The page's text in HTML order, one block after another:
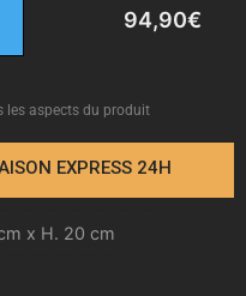
94,90€
les aspects du produit
EXPRESS 24H
x H. 20 cm